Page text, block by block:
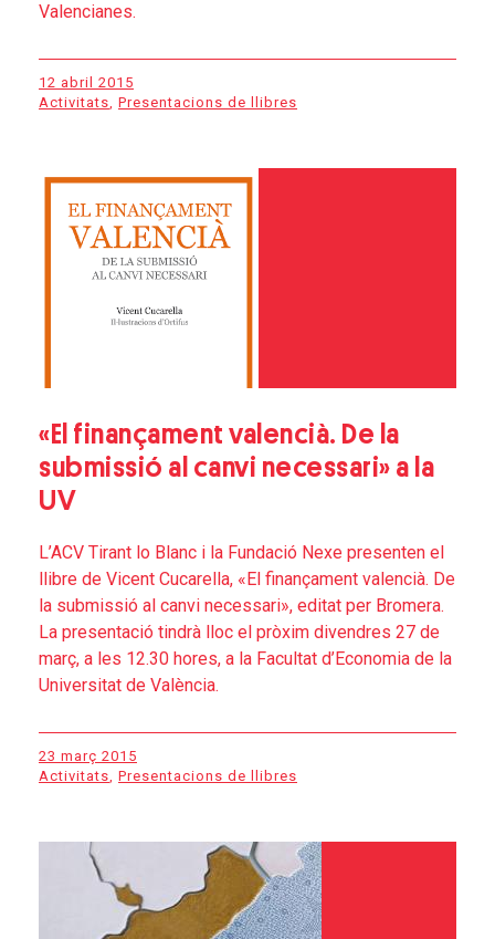
Valencianes.
12 abril 2015
Activitats, Presentacions de llibres
«El finançament valencià. De la
submissió al canvi necessari» a la
UV
L’ACV Tirant lo Blanc i la Fundació Nexe presenten el
llibre de Vicent Cucarella, «El finançament valencià. De
la submissió al canvi necessari», editat per Bromera.
La presentació tindrà lloc el pròxim divendres 27 de
març, a les 12.30 hores, a la Facultat d’Economia de la
Universitat de València.
23 març 2015
Activitats, Presentacions de llibres